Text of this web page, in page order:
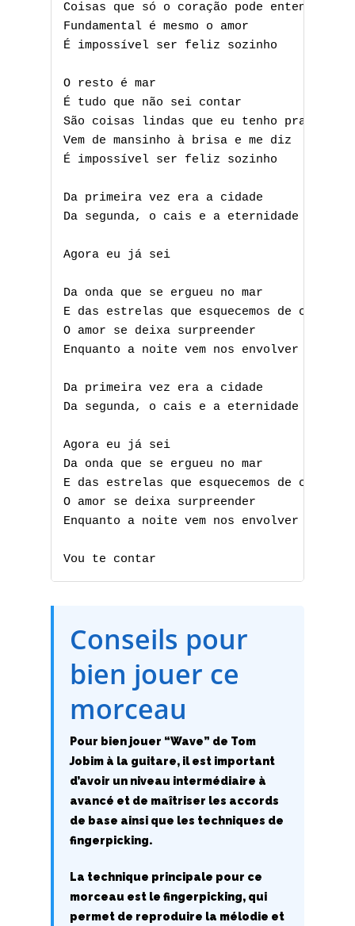
Coisas que só o coração pode entender
Fundamental é mesmo o amor
É impossível ser feliz sozinho
O resto é mar
É tudo que não sei contar
São coisas lindas que eu tenho pra te dar
Vem de mansinho à brisa e me diz
É impossível ser feliz sozinho
Da primeira vez era a cidade
Da segunda, o cais e a eternidade
Agora eu já sei
Da onda que se ergueu no mar
E das estrelas que esquecemos de contar
O amor se deixa surpreender
Enquanto a noite vem nos envolver
Da primeira vez era a cidade
Da segunda, o cais e a eternidade
Agora eu já sei
Da onda que se ergueu no mar
E das estrelas que esquecemos de contar
O amor se deixa surpreender
Enquanto a noite vem nos envolver
Vou te contar
Conseils pour
bien jouer ce
morceau
Pour bien jouer “Wave” de Tom
Jobim à la guitare, il est important
d’avoir un niveau intermédiaire à
avancé et de maîtriser les accords
de base ainsi que les techniques de
fingerpicking.
La technique principale pour ce
morceau est le fingerpicking, qui
permet de reproduire la mélodie et
B
C
E
G
H
J
K
L
N